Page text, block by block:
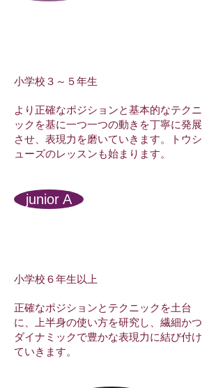
小学校３～５年生
​より正確なポジションと基本的なテクニ
ックを基に一つ一つの動きを丁寧に発展
させ、表現力を磨いていきます。トウシ
ューズのレッスンも始まります。
junior A
小学校６年生以上
​正確なポジションとテクニックを土台
に、上半身の使い方を研究し、繊細かつ
ダイナミックで豊かな表現力に結び付け
ていきます。